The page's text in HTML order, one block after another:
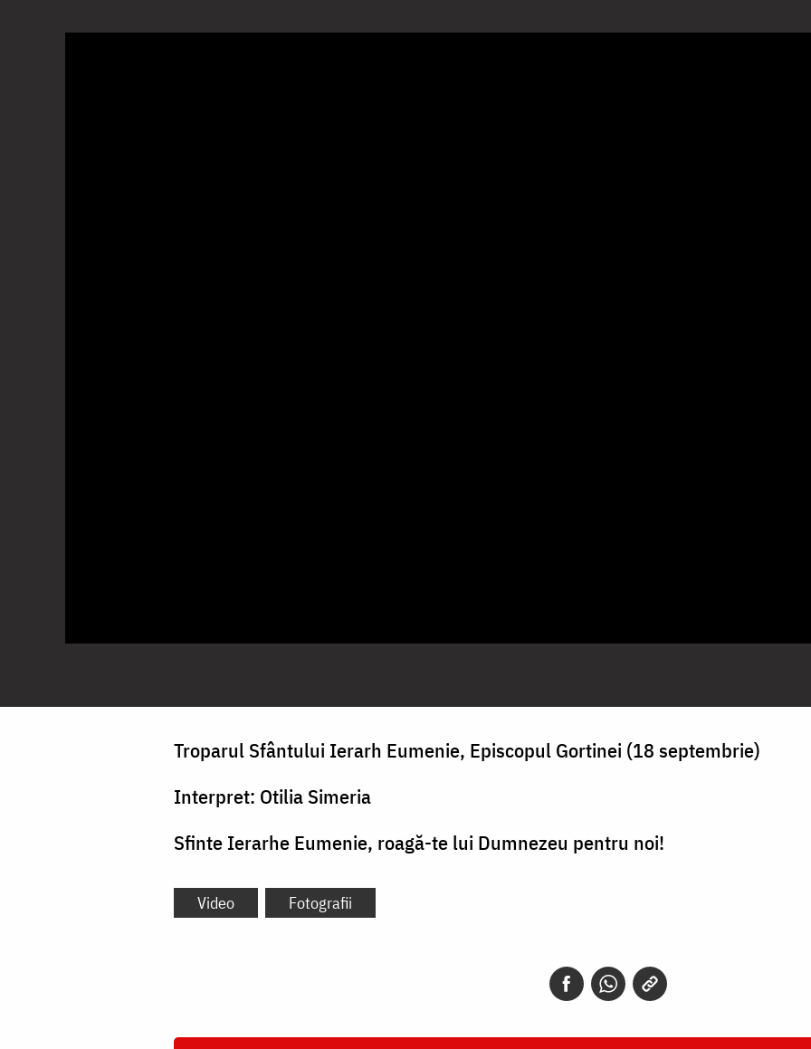
Troparul Sfântului Ierarh Eumenie, Episcopul Gortinei (18 septembrie)
Interpret: Otilia Simeria
Sfinte Ierarhe Eumenie, roagă-te lui Dumnezeu pentru noi!
Video Fotografii